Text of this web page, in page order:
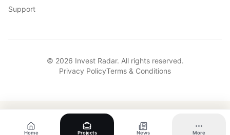
Support
© 2026 Invest Radar. All rights reserved.
Privacy PolicyTerms & Conditions
Home Projects News More